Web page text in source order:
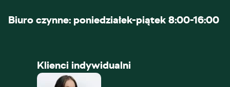
Biuro czynne: poniedziałek-piątek 8:00-16:00
Klienci indywidualni